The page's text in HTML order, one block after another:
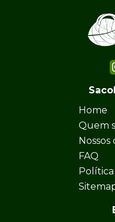
Home
Quem
Nossos
FAQ